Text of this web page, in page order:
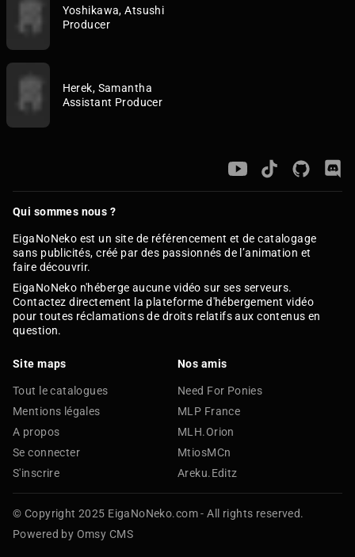
Yoshikawa, Atsushi
Producer
Herek, Samantha
Assistant Producer
Qui sommes nous ?
EigaNoNeko est un site de référencement et de catalogage
sans publicités, créé par des passionnés de l’animation et
faire découvrir.
EigaNoNeko n'héberge aucune vidéo sur ses serveurs.
Contactez directement la plateforme d'hébergement vidéo
pour toutes réclamations de droits relatifs aux contenus en
question.
Site maps
Tout le catalogues
Mentions légales
A propos
Se connecter
S'inscrire
Nos amis
Need For Ponies
MLP France
MLH.Orion
MtiosMCn
Areku.Editz
© Copyright 2025 EigaNoNeko.com - All rights reserved.
Powered by Omsy CMS